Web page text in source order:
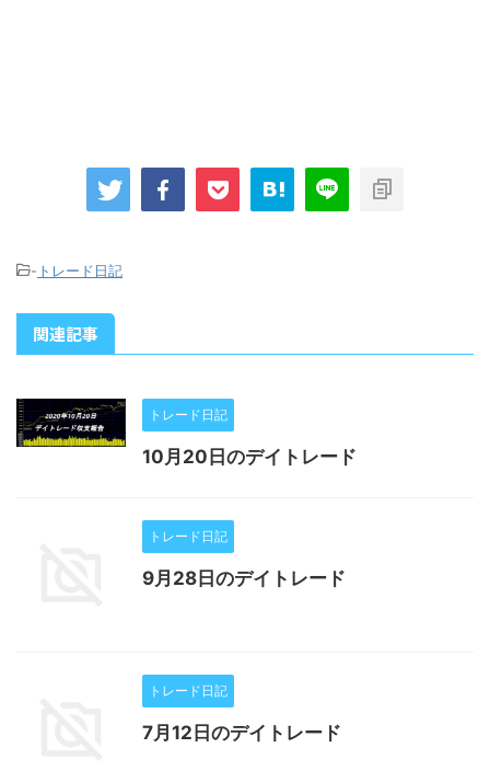
- トレード日記
関連記事
トレード日記
10月20日のデイトレード
トレード日記
9月28日のデイトレード
トレード日記
7月12日のデイトレード